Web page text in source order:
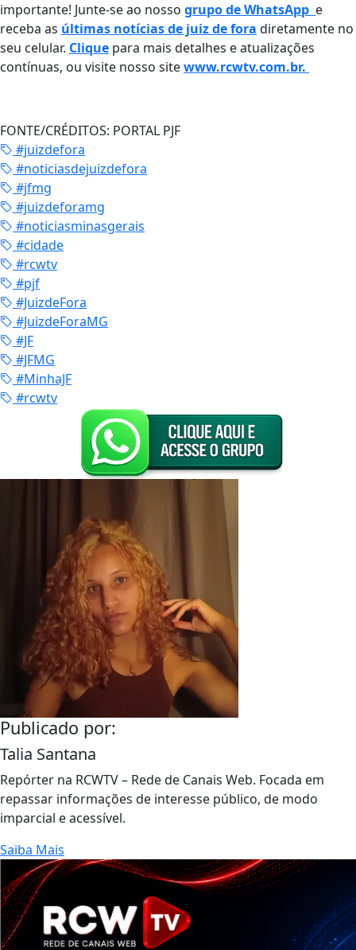
importante! Junte-se ao nosso grupo de WhatsApp e
receba as últimas notícias de juiz de fora diretamente no
seu celular. Clique para mais detalhes e atualizações
contínuas, ou visite nosso sitewww.rcwtv.com.br.
FONTE/CRÉDITOS: PORTAL PJF
#juizdefora
#noticiasdejuizdefora
#jfmg
#juizdeforamg
#noticiasminasgerais
#cidade
#rcwtv
#pjf
#JuizdeFora
#JuizdeForaMG
#JF
#JFMG
#MinhaJF
#rcwtv
Publicado por:
Talia Santana
Repórter na RCWTV – Rede de Canais Web. Focada em
repassar informações de interesse público, de modo
imparcial e acessível.
Saiba Mais